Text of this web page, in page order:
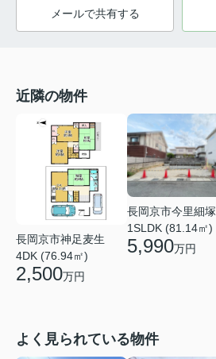
メールで共有する
近隣の物件
長岡京市神足麦生
4DK (76.94㎡)
2,500万円
長岡京市今里細塚
1SLDK (81.14㎡)
5,990万円
よく見られている物件